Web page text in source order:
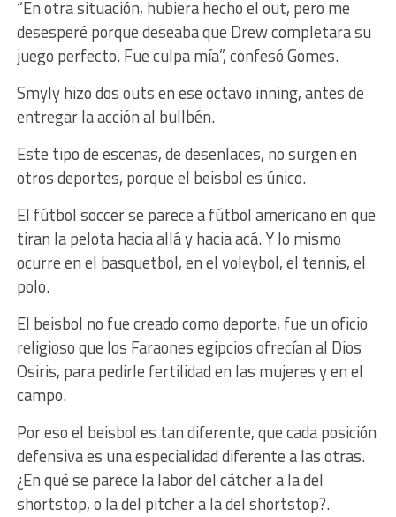
“En otra situación, hubiera hecho el out, pero me
desesperé porque deseaba que Drew completara su
juego perfecto. Fue culpa mía”, confesó Gomes.
Smyly hizo dos outs en ese octavo inning, antes de
entregar la acción al bullbén.
Este tipo de escenas, de desenlaces, no surgen en
otros deportes, porque el beisbol es único.
El fútbol soccer se parece a fútbol americano en que
tiran la pelota hacia allá y hacia acá. Y lo mismo
ocurre en el basquetbol, en el voleybol, el tennis, el
polo.
El beisbol no fue creado como deporte, fue un oficio
religioso que los Faraones egipcios ofrecían al Dios
Osiris, para pedirle fertilidad en las mujeres y en el
campo.
Por eso el beisbol es tan diferente, que cada posición
defensiva es una especialidad diferente a las otras.
¿En qué se parece la labor del cátcher a la del
shortstop, o la del pitcher a la del shortstop?.